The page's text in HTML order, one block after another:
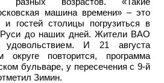
машина времени» – это
гостей столицы погрузиться в
Руси до наших дней. Жители ВАО
удовольствием. И 21 августа
повторится, программа
бульваре, у пересечения с 9-й
Зимин.